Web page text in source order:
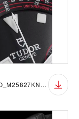
T24_PRO_M25827KN_003